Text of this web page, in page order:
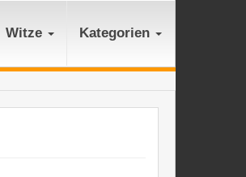
Witze Kategorien